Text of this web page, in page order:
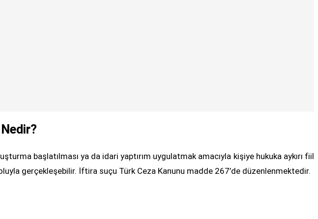
başlatılması ya da idari yaptırım uygulatmak amacıyla kişiye hukuka aykırı fiil
gerçekleşebilir. İftira suçu Türk Ceza Kanunu madde 267’de düzenlenmektedir.